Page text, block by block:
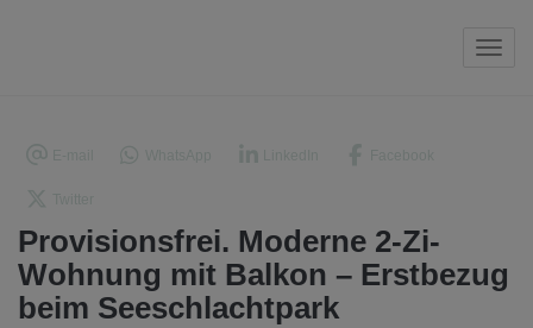
Provisionsfrei. Moderne 2-Zi-
Wohnung mit Balkon – Erstbezug
beim Seeschlachtpark